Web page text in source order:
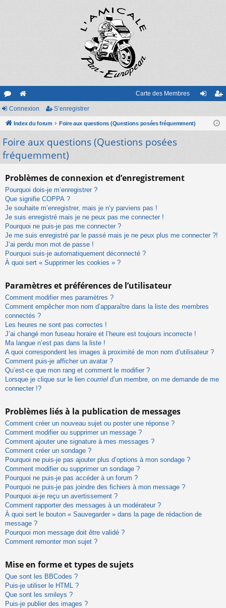
or
u
m
s
e
sit
e
Carte des Membres
nr
Connexion S’enregistrer
Index du forum Foire aux questions (Questions posées fréquemment)
Foire aux questions (Questions posées
fréquemment)
Problèmes de connexion et d’enregistrement
Pourquoi dois-je m’enregistrer ?
Que signifie COPPA ?
Je souhaite m’enregistrer, mais je n’y parviens pas !
Je suis enregistré mais je ne peux pas me connecter !
Pourquoi ne puis-je pas me connecter ?
Je me suis enregistré par le passé mais je ne peux plus me connecter ?!
J’ai perdu mon mot de passe !
Pourquoi suis-je automatiquement déconnecté ?
À quoi sert « Supprimer les cookies » ?
Paramètres et préférences de l’utilisateur
Comment modifier mes paramètres ?
Comment empêcher mon nom d’apparaître dans la liste des membres
connectés ?
Les heures ne sont pas correctes !
J’ai changé mon fuseau horaire et l’heure est toujours incorrecte !
Ma langue n’est pas dans la liste !
A quoi correspondent les images à proximité de mon nom d’utilisateur ?
Comment puis-je afficher un avatar ?
Qu’est-ce que mon rang et comment le modifier ?
Lorsque je clique sur le lien courriel d’un membre, on me demande de me
connecter !?
Problèmes liés à la publication de messages
Comment créer un nouveau sujet ou poster une réponse ?
Comment modifier ou supprimer un message ?
Comment ajouter une signature à mes messages ?
Comment créer un sondage ?
Pourquoi ne puis-je pas ajouter plus d’options à mon sondage ?
Comment modifier ou supprimer un sondage ?
Pourquoi ne puis-je pas accéder à un forum ?
Pourquoi ne puis-je pas joindre des fichiers à mon message ?
Pourquoi ai-je reçu un avertissement ?
Comment rapporter des messages à un modérateur ?
À quoi sert le bouton « Sauvegarder » dans la page de rédaction de
message ?
Pourquoi mon message doit être validé ?
Comment remonter mon sujet ?
Mise en forme et types de sujets
Que sont les BBCodes ?
Puis-je utiliser le HTML ?
Que sont les smileys ?
Puis-je publier des images ?